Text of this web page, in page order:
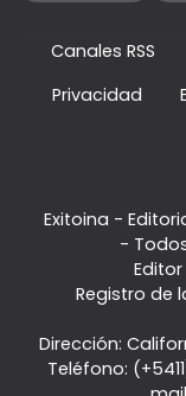
Canales RSS
Privacidad
Exitoina -
-
Registro de
Dirección:
Teléfono: